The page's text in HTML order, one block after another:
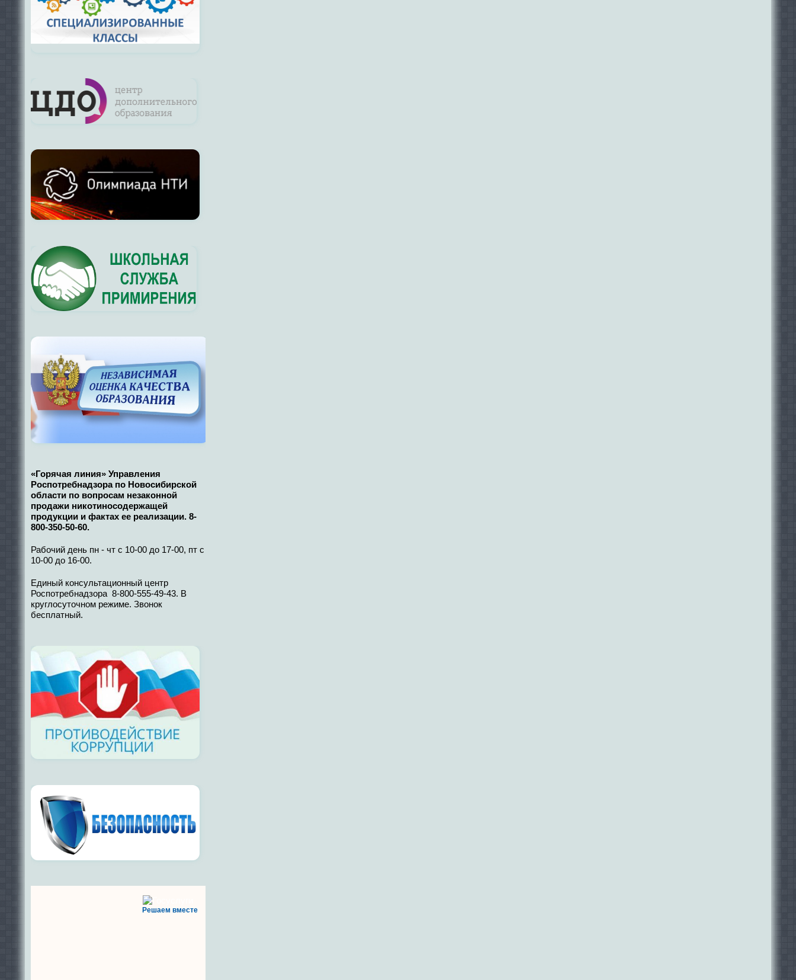
«Горячая линия» Управления
Роспотребнадзора по Новосибирской
области по вопросам незаконной
продажи никотиносодержащей
продукции и фактах ее реализации. 8-
800-350-50-60.
Рабочий день пн - чт с 10-00 до 17-00, пт с
10-00 до 16-00.
Единый консультационный центр
Роспотребнадзора 8-800-555-49-43. В
круглосуточном режиме. Звонок
бесплатный.
Решаем вместе